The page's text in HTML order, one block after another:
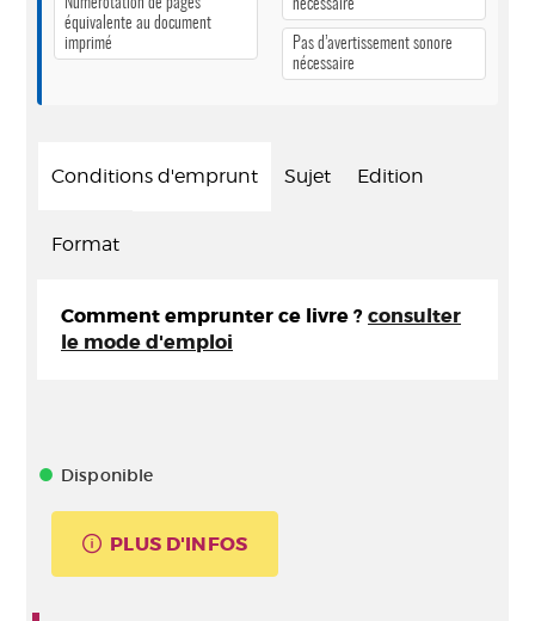
équivalente au document
imprimé
nécessaire
Pas d’avertissement sonore
nécessaire
Conditions d'emprunt Sujet Edition
Format
Comment emprunter ce livre ? consulter
le mode d'emploi
Disponible
PLUS D'INFOS